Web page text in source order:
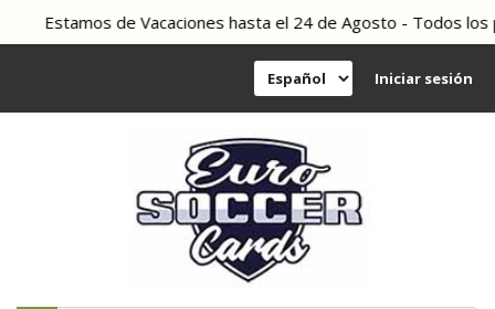
Estamos de Vacaciones hasta el 24 de Agosto - Todos los
Iniciar sesión